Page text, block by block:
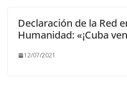
Declaración de la Red
Humanidad: «¡Cuba
12/07/2021